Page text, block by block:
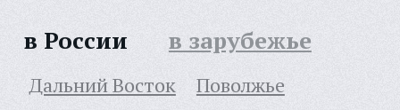
в России в зарубежье
Дальний Восток
Поволжье